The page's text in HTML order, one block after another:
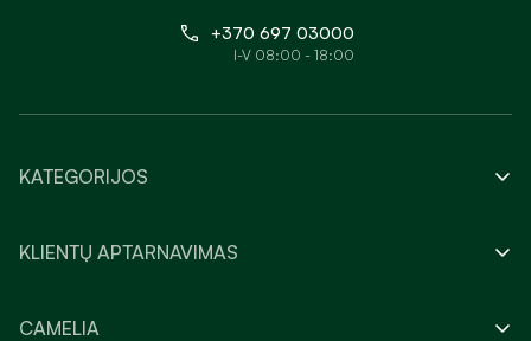
+370 697 03000
I-V 08:00 - 18:00
KATEGORIJOS
KLIENTŲ APTARNAVIMAS
CAMELIA